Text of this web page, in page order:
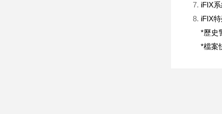
iFIX
iFIX
*歷史
*檔案